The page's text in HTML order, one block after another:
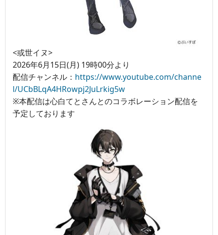
<或世イヌ>
2026年6月15日(月) 19時00分より
配信チャンネル： https://www.youtube.com/channe
l/UCbBLqA4HRowpj2JuLrkig5w
※本配信は心白てとさんとのコラボレーション配信を
予定しております